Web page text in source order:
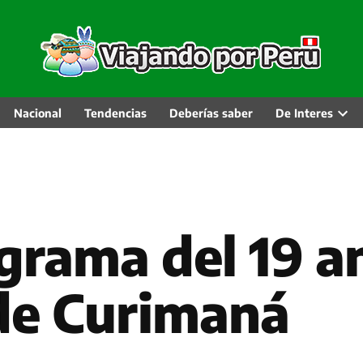
Nacional Tendencias Deberías saber De Interes
del 19
Curimaná